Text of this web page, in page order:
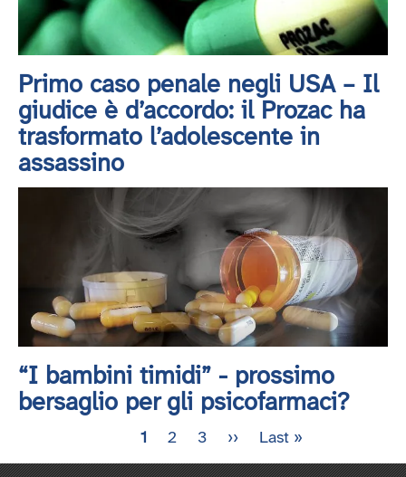
Primo caso penale negli USA – Il
giudice è d’accordo: il Prozac ha
trasformato l’adolescente in
assassino
“I bambini timidi” - prossimo
bersaglio per gli psicofarmaci?
Pagina
attuale
1 Pagina
2 Pagina
3
Pagina
successiva
››
Ultima
pagina
Last »